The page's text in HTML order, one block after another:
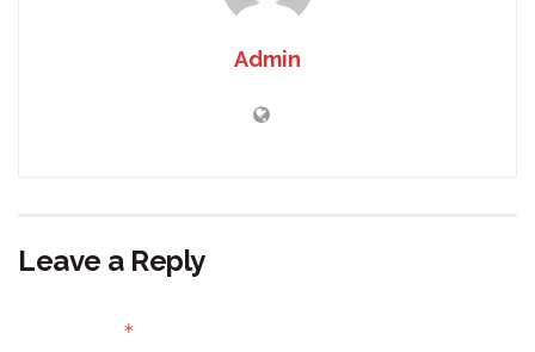
Admin
Leave a Reply
*